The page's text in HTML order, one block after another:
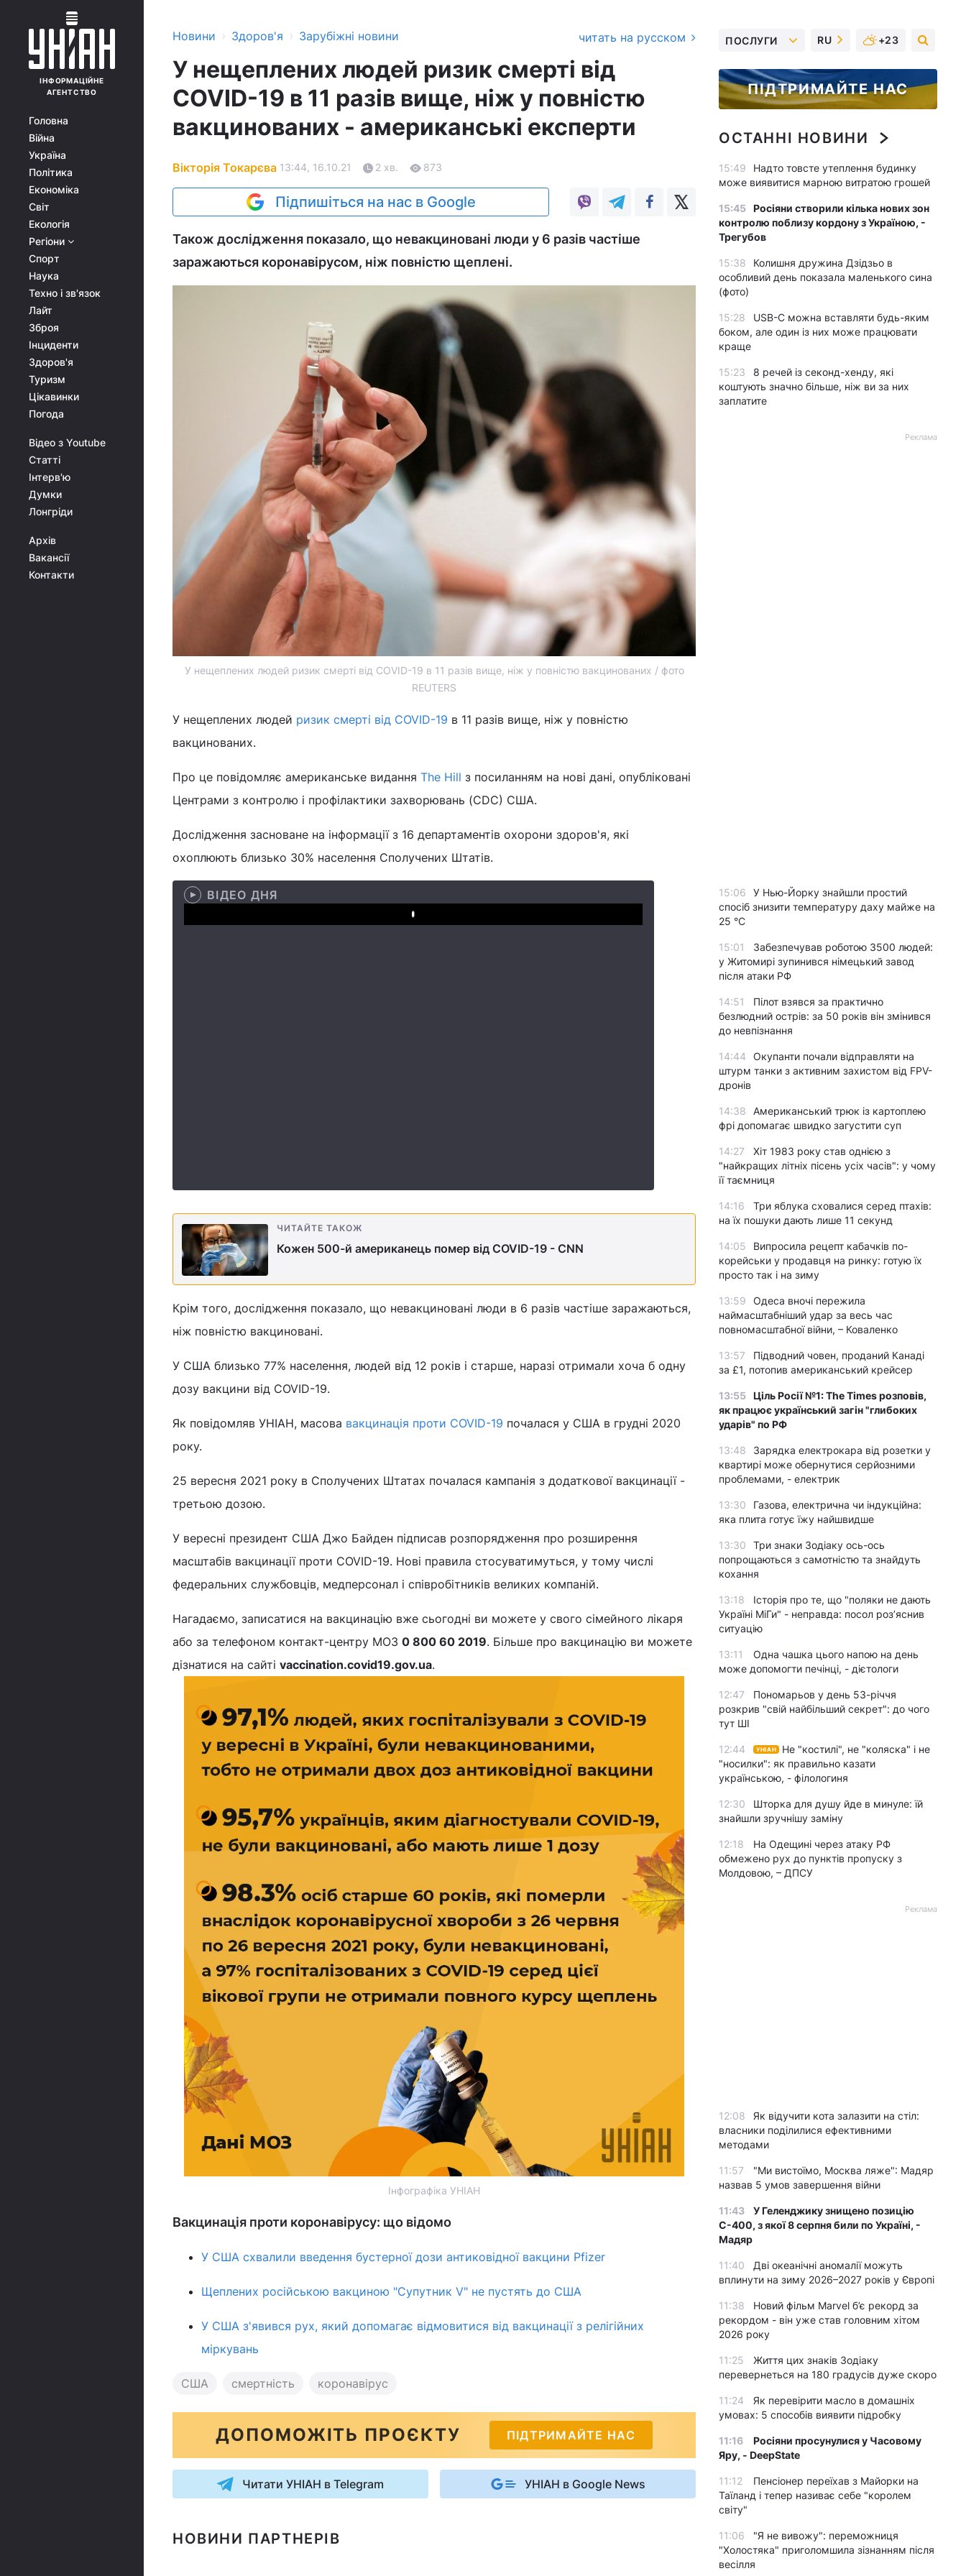
ІНФОРМАЦІЙНЕ
АГЕНТСТВО
Головна
Війна
Україна
Політика
Економіка
Світ
Екологія
Регіони
Спорт
Наука
Техно і зв'язок
Лайт
Зброя
Інциденти
Здоров'я
Туризм
Цікавинки
Погода
Відео з Youtube
Статті
Інтерв'ю
Думки
Лонгріди
Архів
Вакансії
Контакти
Новини › Здоров'я › Зарубіжні новини читать на русском
У нещеплених людей ризик смерті від
COVID-19 в 11 разів вище, ніж у повністю
вакцинованих - американські експерти
Вікторія Токарєва 13:44, 16.10.21 2 хв. 873
Підпишіться на нас в Google
Також дослідження показало, що невакциновані люди у 6 разів частіше
заражаються коронавірусом, ніж повністю щеплені.
У нещеплених людей ризик смерті від COVID-19 в 11 разів вище, ніж у повністю вакцинованих / фото
REUTERS
У нещеплених людей ризик смерті від COVID-19 в 11 разів вище, ніж у повністю
вакцинованих.
Про це повідомляє американське видання The Hill з посиланням на нові дані, опубліковані
Центрами з контролю і профілактики захворювань (CDC) США.
Дослідження засноване на інформації з 16 департаментів охорони здоров'я, які
охоплюють близько 30% населення Сполучених Штатів.
ВІДЕО ДНЯ
Play
ЧИТАЙТЕ ТАКОЖ
Кожен 500-й американець помер від COVID-19 - CNN
Крім того, дослідження показало, що невакциновані люди в 6 разів частіше заражаються,
ніж повністю вакциновані.
У США близько 77% населення, людей від 12 років і старше, наразі отримали хоча б одну
дозу вакцини від COVID-19.
Як повідомляв УНІАН, масова вакцинація проти COVID-19 почалася у США в грудні 2020
року.
25 вересня 2021 року в Сполучених Штатах почалася кампанія з додаткової вакцинації -
третьою дозою.
У вересні президент США Джо Байден підписав розпорядження про розширення
масштабів вакцинації проти COVID-19. Нові правила стосуватимуться, у тому числі
федеральних службовців, медперсонал і співробітників великих компаній.
Нагадаємо, записатися на вакцинацію вже сьогодні ви можете у свого сімейного лікаря
або за телефоном контакт-центру МОЗ 0 800 60 2019. Більше про вакцинацію ви можете
дізнатися на сайті vaccination.covid19.gov.ua.
Інфографіка УНІАН
Вакцинація проти коронавірусу: що відомо
У США схвалили введення бустерної дози антиковідної вакцини Pfizer
Щеплених російською вакциною "Супутник V" не пустять до США
У США з'явився рух, який допомагає відмовитися від вакцинації з релігійних
міркувань
США смертність коронавірус
ДОПОМОЖІТЬ ПРОЄКТУ ПІДТРИМАЙТЕ НАС
Читати УНІАН в Telegram УНІАН в Google News
НОВИНИ ПАРТНЕРІВ
ПОСЛУГИ RU +23
ПІДТРИМАЙТЕ НАС
ОСТАННІ НОВИНИ
15:49
Надто товсте утеплення будинку
може виявитися марною витратою грошей
15:45 Росіяни створили кілька нових зон
контролю поблизу кордону з Україною, -
Трегубов
15:38
Колишня дружина Дзідзьо в
особливий день показала маленького сина
(фото)
15:28
USB-C можна вставляти будь-яким
боком, але один із них може працювати
краще
15:23
8 речей із секонд-хенду, які
коштують значно більше, ніж ви за них
заплатите
Реклама
15:06
У Нью-Йорку знайшли простий
спосіб знизити температуру даху майже на
25 °C
15:01
Забезпечував роботою 3500 людей:
у Житомирі зупинився німецький завод
після атаки РФ
14:51
Пілот взявся за практично
безлюдний острів: за 50 років він змінився
до невпізнання
14:44
Окупанти почали відправляти на
штурм танки з активним захистом від FPV-
дронів
14:38
Американський трюк із картоплею
фрі допомагає швидко загустити суп
14:27
Хіт 1983 року став однією з
"найкращих літніх пісень усіх часів": у чому
її таємниця
14:16
Три яблука сховалися серед птахів:
на їх пошуки дають лише 11 секунд
14:05
Випросила рецепт кабачків по-
корейськи у продавця на ринку: готую їх
просто так і на зиму
13:59
Одеса вночі пережила
наймасштабніший удар за весь час
повномасштабної війни, – Коваленко
13:57
Підводний човен, проданий Канаді
за £1, потопив американський крейсер
13:55 Ціль Росії №1: The Times розповів,
як працює український загін "глибоких
ударів" по РФ
13:48
Зарядка електрокара від розетки у
квартирі може обернутися серйозними
проблемами, - електрик
13:30
Газова, електрична чи індукційна:
яка плита готує їжу найшвидше
13:30
Три знаки Зодіаку ось-ось
попрощаються з самотністю та знайдуть
кохання
13:18
Історія про те, що "поляки не дають
Україні МіГи" - неправда: посол роз’яснив
ситуацію
13:11
Одна чашка цього напою на день
може допомогти печінці, - дієтологи
12:47
Пономарьов у день 53-річчя
розкрив "свій найбільший секрет": до чого
тут ШІ
12:44 УНІАН
Не "костилі", не "коляска" і не
"носилки": як правильно казати
українською, - філологиня
12:30
Шторка для душу йде в минуле: їй
знайшли зручнішу заміну
12:18
На Одещині через атаку РФ
обмежено рух до пунктів пропуску з
Молдовою, – ДПСУ
Реклама
12:08
Як відучити кота залазити на стіл:
власники поділилися ефективними
методами
11:57
"Ми вистоїмо, Москва ляже": Мадяр
назвав 5 умов завершення війни
11:43
У Геленджику знищено позицію
С-400, з якої 8 серпня били по Україні, -
Мадяр
11:40
Дві океанічні аномалії можуть
вплинути на зиму 2026–2027 років у Європі
11:38
Новий фільм Marvel б’є рекорд за
рекордом - він уже став головним хітом
2026 року
11:25
Життя цих знаків Зодіаку
перевернеться на 180 градусів дуже скоро
11:24
Як перевірити масло в домашніх
умовах: 5 способів виявити підробку
11:16
Росіяни просунулися у Часовому
Яру, - DeepState
11:12
Пенсіонер переїхав з Майорки на
Таїланд і тепер називає себе "королем
світу"
11:06
"Я не вивожу": переможниця
"Холостяка" приголомшила зізнанням після
весілля